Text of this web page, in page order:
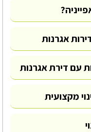
אגרנות
עם דירת אגרנות
מקצועית